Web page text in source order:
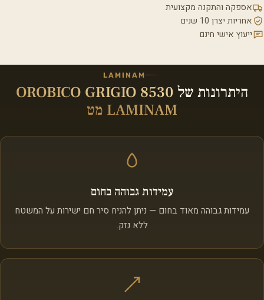
אספקה והתקנה מקצועית
אחריות יצרן 10 שנים
ייעוץ אישי חינם
LAMINAM
היתרונות של OROBICO GRIGIO 8530
LAMINAM מט
עמידות גבוהה בחום
עמידות גבוהה מאוד בחום — ניתן להניח סיר חם ישירות על המשטח
ללא נזק.